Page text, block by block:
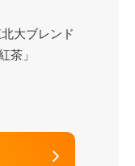
大ブレンド
茶」